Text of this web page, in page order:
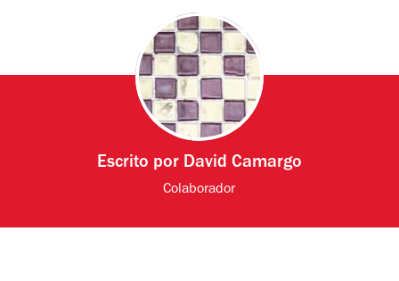
Escrito por David Camargo
Colaborador